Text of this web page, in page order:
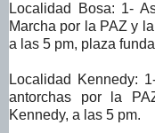
Localidad Bosa: 1-
Marcha por la PAZ y
a las 5 pm, plaza
Localidad Kennedy:
antorchas por la
Kennedy, a las 5 pm.